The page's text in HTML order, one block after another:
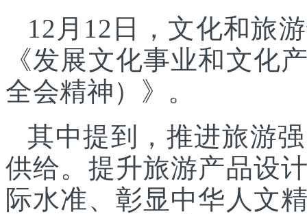
12月12日，文化和旅
《发展文化事业和文化
全会精神）》。
其中提到，推进旅游
供给。提升旅游产品设
际水准、彰显中华人文